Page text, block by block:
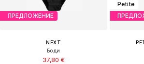
ПРЕДЛОЖЕНИЕ
NEXT
Боди
37,80 €
Petite